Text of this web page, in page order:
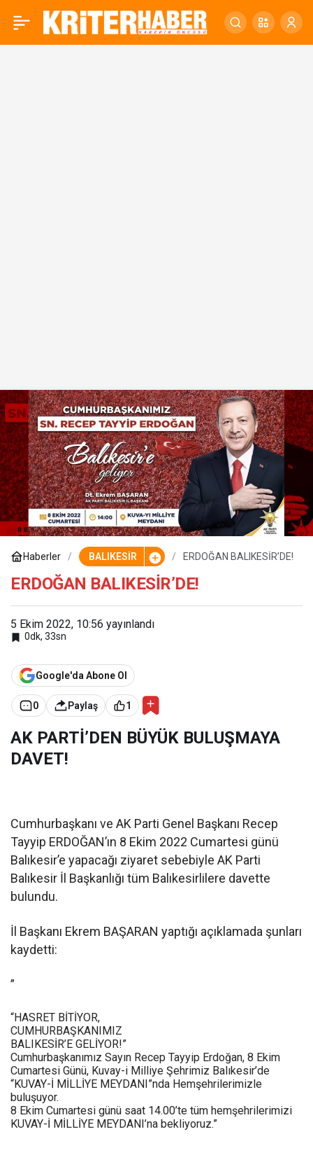
Haberler BALIKESİR ERDOĞAN BALIKESİR’DE!
ERDOĞAN BALIKESİR’DE!
5 Ekim 2022, 10:56 yayınlandı
0dk, 33sn
Google'da Abone Ol
0 Paylaş 1
AK PARTİ’DEN BÜYÜK BULUŞMAYA
DAVET!
Cumhurbaşkanı ve AK Parti Genel Başkanı Recep
Tayyip ERDOĞAN’ın 8 Ekim 2022 Cumartesi günü
Balıkesir’e yapacağı ziyaret sebebiyle AK Parti
Balıkesir İl Başkanlığı tüm Balıkesirlilere davette
bulundu.
İl Başkanı Ekrem BAŞARAN yaptığı açıklamada şunları
kaydetti:
”
“HASRET BİTİYOR,
CUMHURBAŞKANIMIZ
BALIKESİR’E GELİYOR!”
Cumhurbaşkanımız Sayın Recep Tayyip Erdoğan, 8 Ekim
Cumartesi Günü, Kuvay-i Milliye Şehrimiz Balıkesir’de
“KUVAY-İ MİLLİYE MEYDANI”nda Hemşehrilerimizle
buluşuyor.
8 Ekim Cumartesi günü saat 14.00’te tüm hemşehrilerimizi
KUVAY-İ MİLLİYE MEYDANI’na bekliyoruz.”
ERDOĞAN BALIKESİR’DE! 0